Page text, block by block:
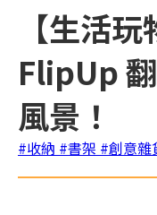
【生活
FlipUp
風景！
#收納 #書架 #創意雜